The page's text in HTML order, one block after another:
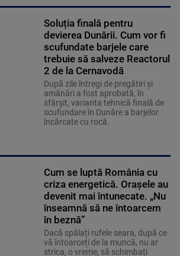
Soluția finală pentru
devierea Dunării. Cum vor fi
scufundate barjele care
trebuie să salveze Reactorul
2 de la Cernavodă
După zile întregi de pregătiri și
amânări a fost aprobată, în
sfârșit, varianta tehnică finală de
scufundare în Dunăre a barjelor
încărcate cu rocă.
Cum se luptă România cu
criza energetică. Orașele au
devenit mai întunecate. „Nu
înseamnă să ne întoarcem
în beznă”
Dacă spălați rufele seara, după ce
vă întoarceți de la muncă, nu ar
strica, o vreme, să schimbați